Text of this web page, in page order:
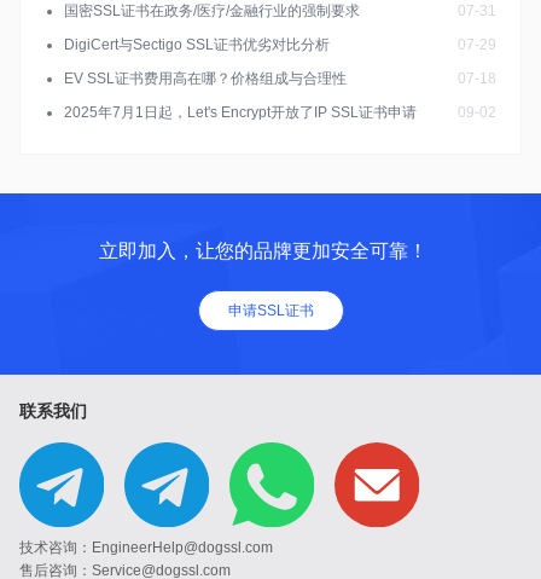
国密SSL证书在政务/医疗/金融行业的强制要求
07-31
DigiCert与Sectigo SSL证书优劣对比分析
07-29
EV SSL证书费用高在哪？价格组成与合理性
07-18
2025年7月1日起，Let's Encrypt开放了IP SSL证书申请
09-02
立即加入，让您的品牌更加安全可靠！
申请SSL证书
联系我们
技术咨询：EngineerHelp@dogssl.com
售后咨询：Service@dogssl.com